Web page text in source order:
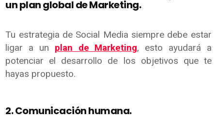
un plan global de Marketing.
Tu estrategia de Social Media siempre debe estar
ligar a un plan de Marketing, esto ayudará a
potenciar el desarrollo de los objetivos que te
hayas propuesto.
2. Comunicación humana.